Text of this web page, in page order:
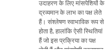
उदाहरण के लिए मांसपेशियों के
द्रव्यमान के लाभ का पक्ष लेते
हैं। संश्लेषण स्वाभाविक रूप से
होता है, हालांकि ऐसी स्थितियां
हैं जो इस प्रक्रिया का पक्ष
लेती हैं और मांसपेशी द्रव्यमान